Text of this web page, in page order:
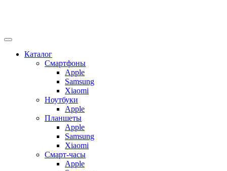
Каталог
Смартфоны
Apple
Samsung
Xiaomi
Ноутбуки
Apple
Планшеты
Apple
Samsung
Xiaomi
Смарт-часы
Apple